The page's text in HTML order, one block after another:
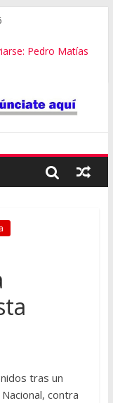
Pedro Matías
de Alejandro
Oaxaca despojaría
tras un
contra